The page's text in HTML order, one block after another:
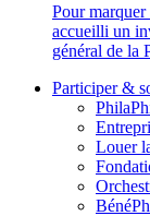
Pour
accueilli un
général de la
Participer &
Louer